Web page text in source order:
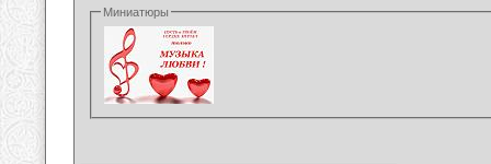
Миниатюры